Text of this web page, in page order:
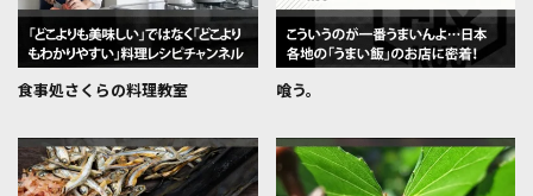
食事処さくらの料理教室 喰う。